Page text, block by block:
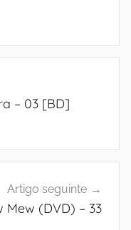
– 03 [BD]
Artigo seguinte
Mew (DVD) – 33